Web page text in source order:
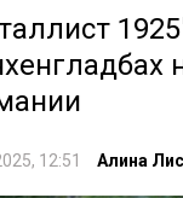
12:51 Алина